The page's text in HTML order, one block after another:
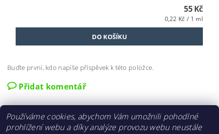
55 Kč
0,22 Kč / 1 ml
Buďte první, kdo napíše příspěvek k této položce.
Přidat komentář
Používáme cookies, abychom Vám umožnili pohodlné
prohlížení webu a díky analýze provozu webu neustále